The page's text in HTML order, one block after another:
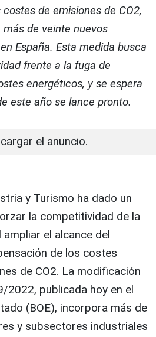
de emisiones de CO2,
de veinte nuevos
España. Esta medida busca
frente a la fuga de
energéticos, y se espera
este año se lance pronto.
el anuncio.
y Turismo ha dado un
la competitividad de la
el alcance del
de los costes
de CO2. La modificación
2022, publicada hoy en el
(BOE), incorpora más de
y subsectores industriales